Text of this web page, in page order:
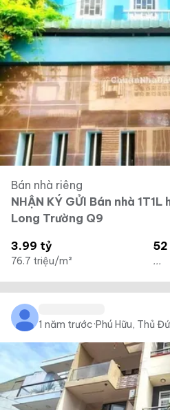
Bán nhà riêng
NHẬN KÝ GỬI Bán nhà 1T1L
Long Trường Q9
3.99 tỷ
76.7 triệu/m²
52
...
1 năm trước·Phú Hữu, Thủ